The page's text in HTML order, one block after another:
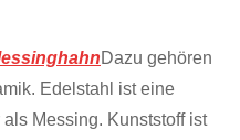
Dazu gehören
Edelstahl ist eine
Messing. Kunststoff ist